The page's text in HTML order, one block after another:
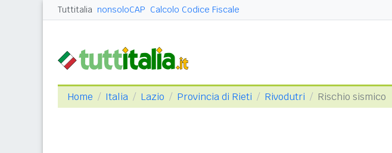
Tuttitalia nonsoloCAP Calcolo Codice Fiscale
Home Italia Lazio Provincia di Rieti Rivodutri Rischio sismico